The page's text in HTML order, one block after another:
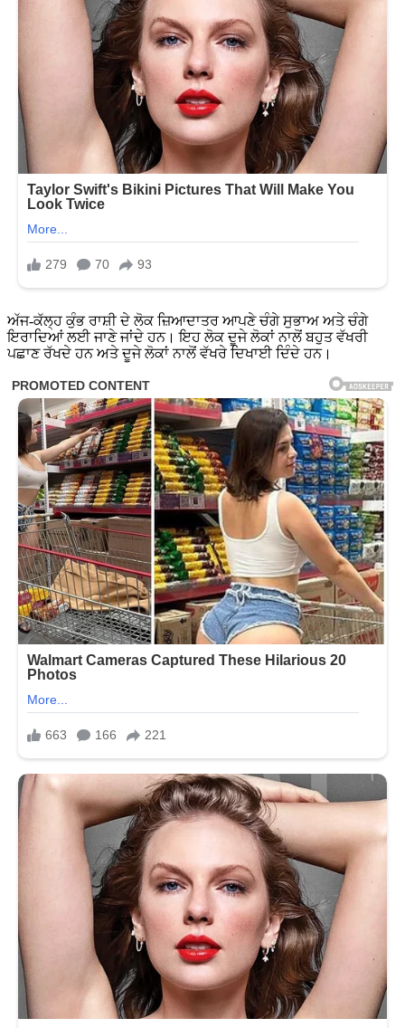
ਅੱਜ-ਕੱਲ੍ਹ ਕੁੰਭ ਰਾਸ਼ੀ ਦੇ ਲੋਕ ਜ਼ਿਆਦਾਤਰ ਆਪਣੇ ਚੰਗੇ ਸੁਭਾਅ ਅਤੇ ਚੰਗੇ
ਇਰਾਦਿਆਂ ਲਈ ਜਾਣੇ ਜਾਂਦੇ ਹਨ। ਇਹ ਲੋਕ ਦੂਜੇ ਲੋਕਾਂ ਨਾਲੋਂ ਬਹੁਤ ਵੱਖਰੀ
ਪਛਾਣ ਰੱਖਦੇ ਹਨ ਅਤੇ ਦੂਜੇ ਲੋਕਾਂ ਨਾਲੋਂ ਵੱਖਰੇ ਦਿਖਾਈ ਦਿੰਦੇ ਹਨ।